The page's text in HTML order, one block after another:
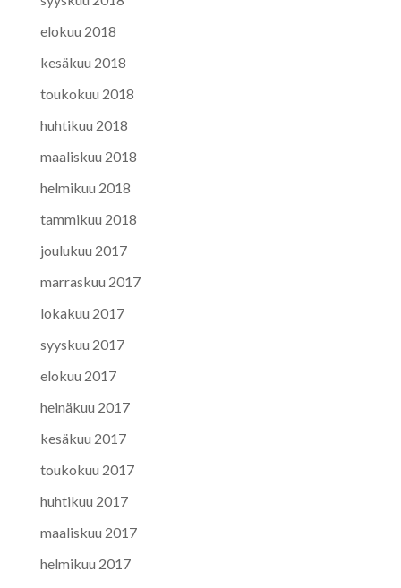
elokuu 2018
kesäkuu 2018
toukokuu 2018
huhtikuu 2018
maaliskuu 2018
helmikuu 2018
tammikuu 2018
joulukuu 2017
marraskuu 2017
lokakuu 2017
syyskuu 2017
elokuu 2017
heinäkuu 2017
kesäkuu 2017
toukokuu 2017
huhtikuu 2017
maaliskuu 2017
helmikuu 2017